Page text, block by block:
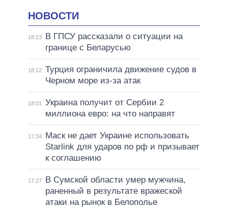
НОВОСТИ
18:23
В ГПСУ рассказали о ситуации на
границе с Беларусью
18:12 Турция ограничила движение судов в
Черном море из-за атак
18:01
Украина получит от Сербии 2
миллиона евро: на что направят
17:34
Маск не дает Украине использовать
Starlink для ударов по рф и призывает
к соглашению
17:27
В Сумской области умер мужчина,
раненный в результате вражеской
атаки на рынок в Белополье